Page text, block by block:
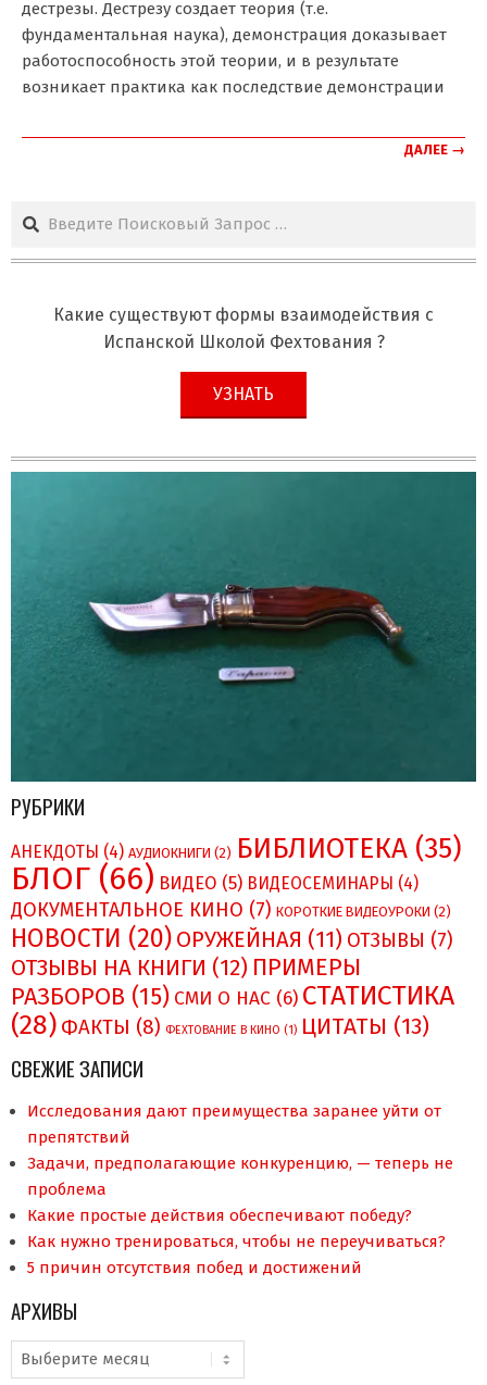
дестрезы. Дестрезу создает теория (т.е.
фундаментальная наука), демонстрация доказывает
работоспособность этой теории, и в результате
возникает практика как последствие демонстрации
ДАЛЕЕ →
Поиск
Какие существуют формы взаимодействия с
Испанской Школой Фехтования ?
УЗНАТЬ
РУБРИКИ
АНЕКДОТЫ (4) АУДИОКНИГИ (2) БИБЛИОТЕКА (35)
БЛОГ (66) ВИДЕО (5) ВИДЕОСЕМИНАРЫ (4)
ДОКУМЕНТАЛЬНОЕ КИНО (7) КОРОТКИЕ ВИДЕОУРОКИ (2)
НОВОСТИ (20) ОРУЖЕЙНАЯ (11) ОТЗЫВЫ (7)
ОТЗЫВЫ НА КНИГИ (12) ПРИМЕРЫ
РАЗБОРОВ (15) СМИ О НAC (6) СТАТИСТИКА
(28) ФАКТЫ (8) ФЕХТОВАНИЕ В КИНО (1) ЦИТАТЫ (13)
СВЕЖИЕ ЗАПИСИ
Исследования дают преимущества заранее уйти от
препятствий
Задачи, предполагающие конкуренцию, — теперь не
проблема
Какие простые действия обеспечивают победу?
Как нужно тренироваться, чтобы не переучиваться?
5 причин отсутствия побед и достижений
АРХИВЫ
Архивы